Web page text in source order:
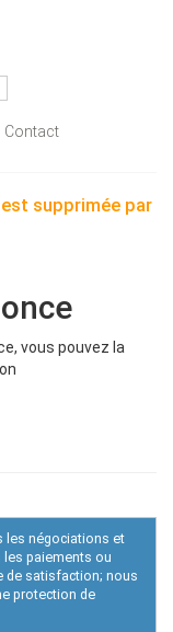
Contact
supprimée par
vous pouvez la
les négociations et
les paiements ou
de satisfaction; nous
protection de